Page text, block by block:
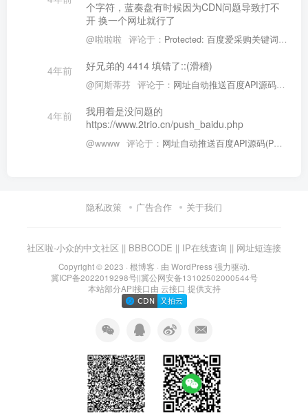
个字符，蓝奏盘有时候因为CDN问题导致打不
开 换一个网址就行了
@啦啦啦 评论于： Protected: 百度爱采购关键词采集企业联系信息(该资源由于涉嫌侵权,已被隐藏)
4年前 好兄弟的 4414 填错了::(滑稽)
@阿斯蒂芬 评论于： 网址自动推送百度API源码(PHP源码)(百度php推送源代码)
4年前
我用着是没问题的
https://www.2trio.cn/push_baidu.php
@wwww 评论于： 网址自动推送百度API源码(PHP源码)(百度php推送源代码)
隐私政策 广告合作 关于我们
社区啦-小众的中文社区 || BBBCODE || IP在线查询 || 网址短连接
Copyright © 2023 · 根博客 · 由 WordPress 强力驱动.
冀ICP备2022019298号||冀公网安备13102502000544号
本站部分API接口由 云接口 提供支持